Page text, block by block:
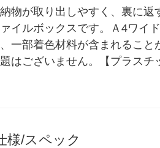
物が取り出しやすく、裏に
イルボックスです。Ａ4ワイ
一部着色材料が含まれるこ
はございません。【プラス
様/スペック